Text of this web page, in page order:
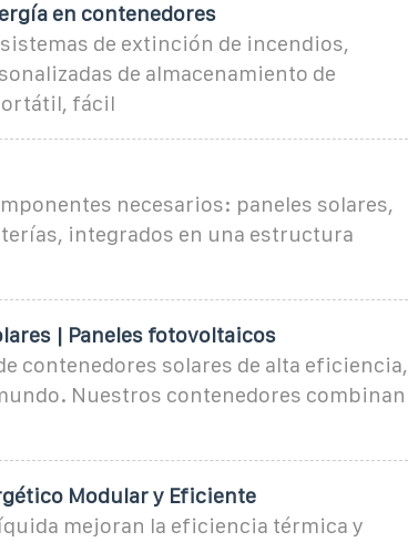
en contenedores
sistemas de extinción de incendios,
de almacenamiento de
fácil
necesarios: paneles solares,
integrados en una estructura
| Paneles fotovoltaicos
contenedores solares de alta eficiencia,
Nuestros contenedores combinan
Modular y Eficiente
mejoran la eficiencia térmica y